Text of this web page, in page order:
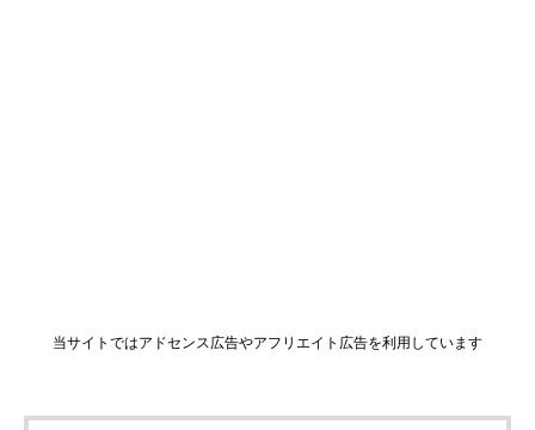
当サイトではアドセンス広告やアフリエイト広告を利用しています